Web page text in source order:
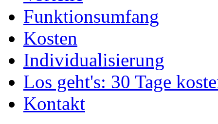
Funktionsumfang
Kosten
Individualisierung
Los geht's: 30 Tage
Kontakt